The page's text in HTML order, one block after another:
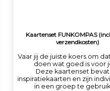
Kaartenset FUNKOMPAS
verzendkosten)
Vaar jij de juiste koers om
doen wat goed is voor
Deze kaartenset bevat
inspiratiekaarten en zijn
in een groep te